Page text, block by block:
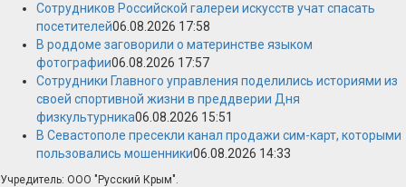
Сотрудников Российской галереи искусств учат спасать
посетителей06.08.2026 17:58
В роддоме заговорили о материнстве языком
фотографии06.08.2026 17:57
Сотрудники Главного управления поделились историями из
своей спортивной жизни в преддверии Дня
физкультурника06.08.2026 15:51
В Севастополе пресекли канал продажи сим-карт, которыми
пользовались мошенники06.08.2026 14:33
Учредитель: ООО "Русский Крым".